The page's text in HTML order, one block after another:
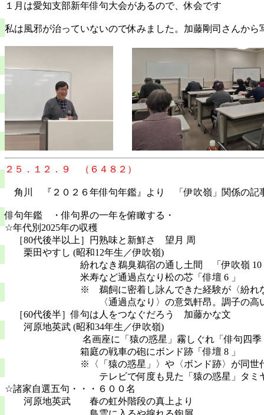
１月は愛知支部新年俳句大会があるので、休会です
私は風邪が治っていないので休みました。加藤剛司さんか
２５．１２．９ （６４８２）
角川 『２０２６年俳句年鑑』より 「伊吹嶺」関係の記
俳句年鑑 ・俳句界の一年を俯瞰する・
☆年代別2025年の収穫
［80代後半以上］円熟味と新鮮さ 望月 周
栗田やすし (昭和12年生／伊吹嶺)
紛れなき鵜臭鵜宿の通し土間 「伊吹嶺 10
米寿など通過点なり松の芯「俳壇 6 」
※ 鵜飼に密着し詠んできた経験が〈紛れなき
〈通過点なり〉の意気軒昂。調子の高い
［60代後半］俳句は人をつなぐだろう 加藤かな文
河原地英武 (昭和34年生／伊吹嶺)
名画座に「猿の惑星」霧しぐれ「俳句四季
箱庭の戦車の砲にボンド跡「俳壇 8 」
※〈「猿の惑星」〉や〈ボンド跡〉が同世代の
テレビで何度も見た「猿の惑星」タミヤの
☆諸家自選五句・・・６００名
河原地英武 春の虹外階段の真上より